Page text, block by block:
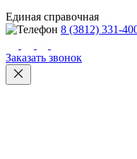
Единая справочная
8 (3812) 331-
Заказать звонок